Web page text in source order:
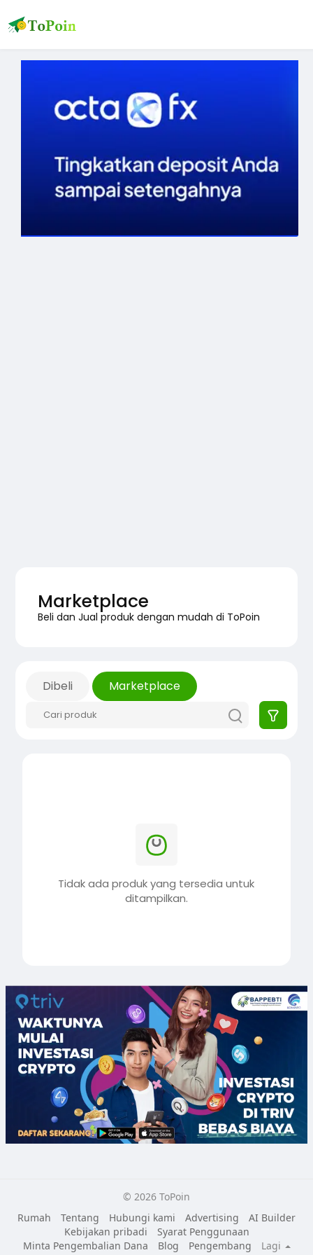
Marketplace
Beli dan Jual produk dengan mudah di ToPoin
Dibeli Marketplace
Tidak ada produk yang tersedia untuk
ditampilkan.
© 2026 ToPoin
Rumah
Tentang Hubungi kami Advertising
AI Builder
Kebijakan pribadi
Syarat Penggunaan
Minta Pengembalian Dana
Blog Pengembang Lagi